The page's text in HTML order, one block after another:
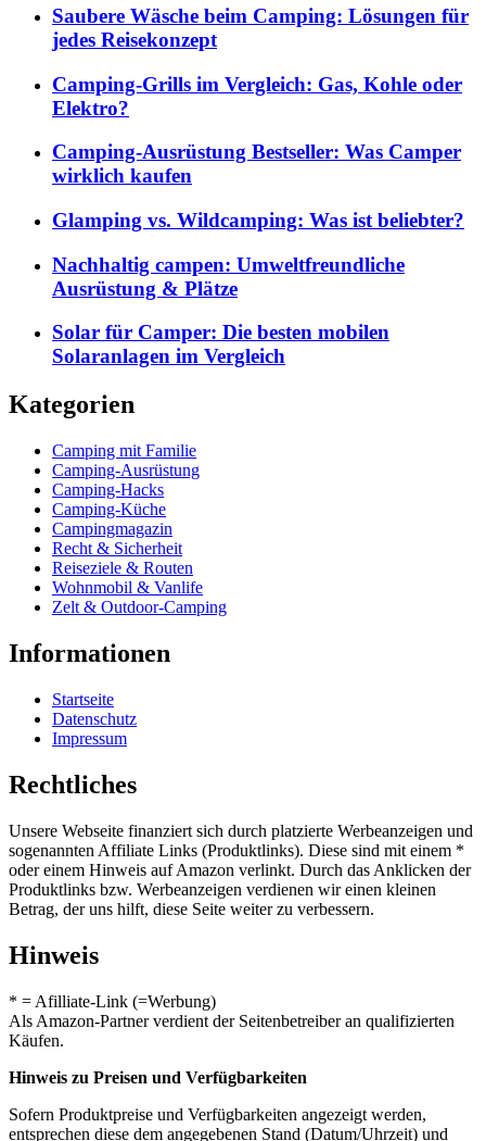
Saubere Wäsche beim Camping: Lösungen für
jedes Reisekonzept
Camping-Grills im Vergleich: Gas, Kohle oder
Elektro?
Camping-Ausrüstung Bestseller: Was Camper
wirklich kaufen
Glamping vs. Wildcamping: Was ist beliebter?
Nachhaltig campen: Umweltfreundliche
Ausrüstung & Plätze
Solar für Camper: Die besten mobilen
Solaranlagen im Vergleich
Kategorien
Camping mit Familie
Camping-Ausrüstung
Camping-Hacks
Camping-Küche
Campingmagazin
Recht & Sicherheit
Reiseziele & Routen
Wohnmobil & Vanlife
Zelt & Outdoor-Camping
Informationen
Startseite
Datenschutz
Impressum
Rechtliches
Unsere Webseite finanziert sich durch platzierte Werbeanzeigen und
sogenannten Affiliate Links (Produktlinks). Diese sind mit einem *
oder einem Hinweis auf Amazon verlinkt. Durch das Anklicken der
Produktlinks bzw. Werbeanzeigen verdienen wir einen kleinen
Betrag, der uns hilft, diese Seite weiter zu verbessern.
Hinweis
* = Afilliate-Link (=Werbung)
Als Amazon-Partner verdient der Seitenbetreiber an qualifizierten
Käufen.
Hinweis zu Preisen und Verfügbarkeiten
Sofern Produktpreise und Verfügbarkeiten angezeigt werden,
entsprechen diese dem angegebenen Stand (Datum/Uhrzeit) und